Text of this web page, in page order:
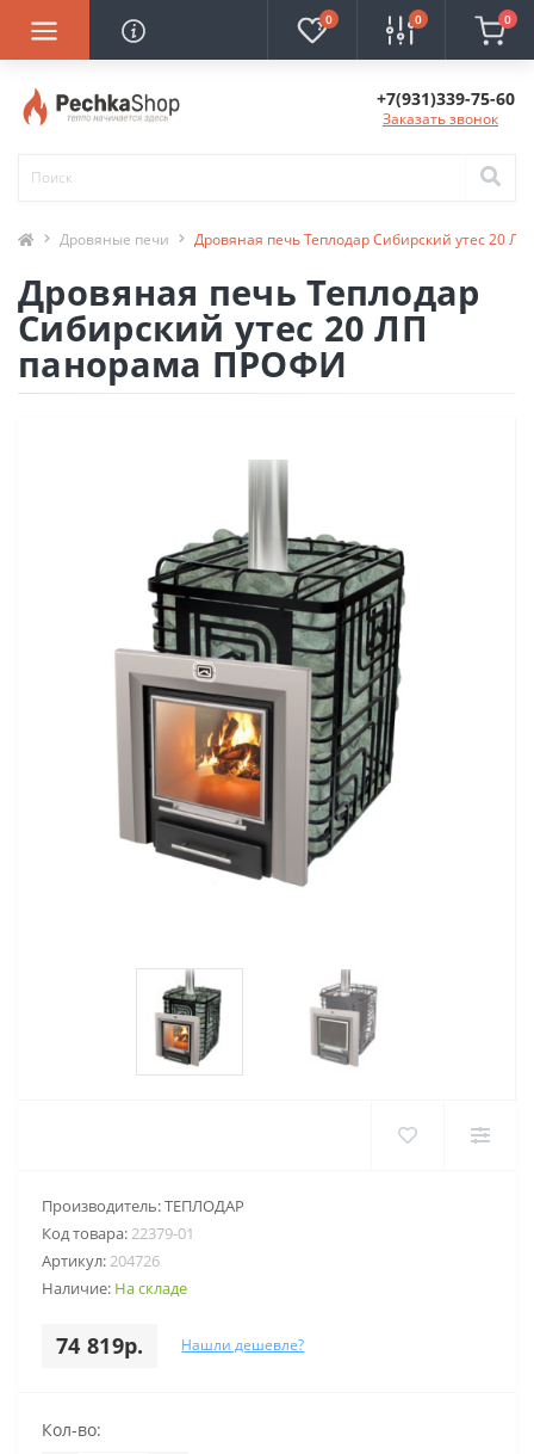
0 0 0
+7(931)339-75-60
Заказать звонок
Дровяные печи Дровяная печь Теплодар Сибирский утес 20
Дровяная печь Теплодар
Сибирский утес 20 ЛП
панорама ПРОФИ
Производитель:ТЕПЛОДАР
Код товара:22379-01
Артикул:204726
Наличие: На складе
74 819р. Нашли дешевле?
Кол-во: